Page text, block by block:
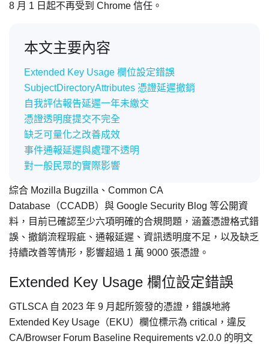
8 月 1 日起不再受到 Chrome 信任。
本文主要內容
Extended Key Usage 欄位設定錯誤
SubjectDirectoryAttributes 憑證延遲撤銷
自我評估報告延遲一年未繳交
憑證透明度提交不完全
缺乏可量化之改善成效
事件通報延遲與處理不透明
對一般民眾的實際影響
綜合 Mozilla Bugzilla、Common CA
Database（CCADB）與 Google Security Blog 等公開資
料，目前已確認至少六項明確的合規問題，涵蓋憑證格式錯
誤、撤銷流程瑕疵、通報延遲、資訊透明度不足，以及缺乏
持續改善等情形，影響超過 1 萬 9000 張憑證。
Extended Key Usage 欄位設定錯誤
GTLSCA 自 2023 年 9 月起所簽發的憑證，錯誤地將
Extended Key Usage（EKU）欄位標示為 critical，違反
CA/Browser Forum Baseline Requirements v2.0.0 的明文